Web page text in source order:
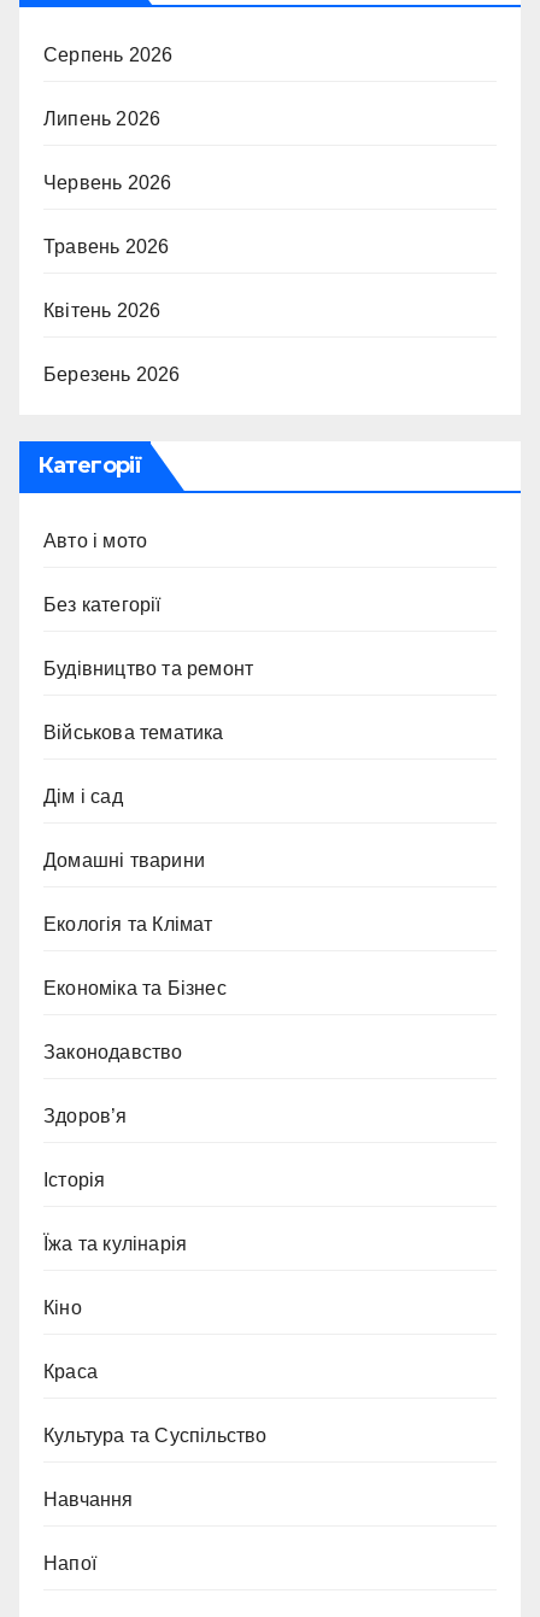
Серпень 2026
Липень 2026
Червень 2026
Травень 2026
Квітень 2026
Березень 2026
Категорії
Авто і мото
Без категорії
Будівництво та ремонт
Військова тематика
Дім і сад
Домашні тварини
Екологія та Клімат
Економіка та Бізнес
Законодавство
Здоров’я
Історія
Їжа та кулінарія
Кіно
Краса
Культура та Суспільство
Навчання
Напої